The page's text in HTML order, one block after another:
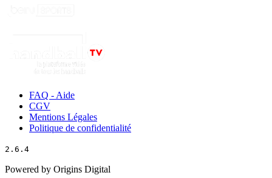
FAQ - Aide
CGV
Mentions Légales
Politique de confidentialité
2.6.4
Powered by Origins Digital